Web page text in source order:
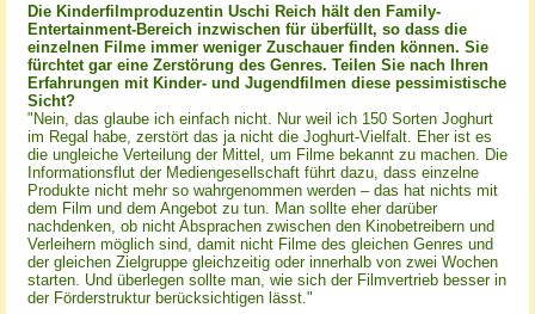
Die Kinderfilmproduzentin Uschi Reich hält den Family-
Entertainment-Bereich inzwischen für überfüllt, so dass die
einzelnen Filme immer weniger Zuschauer finden können. Sie
fürchtet gar eine Zerstörung des Genres. Teilen Sie nach Ihren
Erfahrungen mit Kinder- und Jugendfilmen diese pessimistische
Sicht?
"Nein, das glaube ich einfach nicht. Nur weil ich 150 Sorten Joghurt
im Regal habe, zerstört das ja nicht die Joghurt-Vielfalt. Eher ist es
die ungleiche Verteilung der Mittel, um Filme bekannt zu machen. Die
Informationsflut der Mediengesellschaft führt dazu, dass einzelne
Produkte nicht mehr so wahrgenommen werden – das hat nichts mit
dem Film und dem Angebot zu tun. Man sollte eher darüber
nachdenken, ob nicht Absprachen zwischen den Kinobetreibern und
Verleihern möglich sind, damit nicht Filme des gleichen Genres und
der gleichen Zielgruppe gleichzeitig oder innerhalb von zwei Wochen
starten. Und überlegen sollte man, wie sich der Filmvertrieb besser in
der Förderstruktur berücksichtigen lässt."